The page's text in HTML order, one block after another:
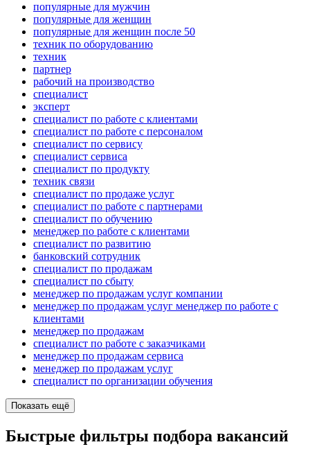
популярные для мужчин
популярные для женщин
популярные для женщин после 50
техник по оборудованию
техник
партнер
рабочий на производство
специалист
эксперт
специалист по работе с клиентами
специалист по работе с персоналом
специалист по сервису
специалист сервиса
специалист по продукту
техник связи
специалист по продаже услуг
специалист по работе с партнерами
специалист по обучению
менеджер по работе с клиентами
специалист по развитию
банковский сотрудник
специалист по продажам
специалист по сбыту
менеджер по продажам услуг компании
менеджер по продажам услуг менеджер по работе с
клиентами
менеджер по продажам
специалист по работе с заказчиками
менеджер по продажам сервиса
менеджер по продажам услуг
специалист по организации обучения
Показать ещё
Быстрые фильтры подбора вакансий